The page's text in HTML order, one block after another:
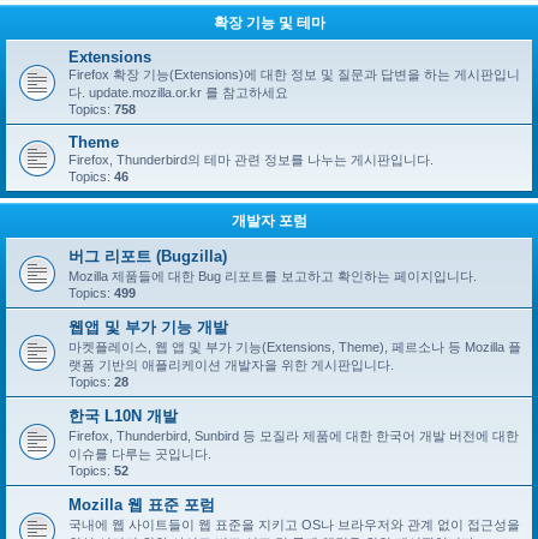
확장 기능 및 테마
Extensions
Firefox 확장 기능(Extensions)에 대한 정보 및 질문과 답변을 하는 게시판입니
다. update.mozilla.or.kr 를 참고하세요
Topics: 758
Theme
Firefox, Thunderbird의 테마 관련 정보를 나누는 게시판입니다.
Topics: 46
개발자 포럼
버그 리포트 (Bugzilla)
Mozilla 제품들에 대한 Bug 리포트를 보고하고 확인하는 페이지입니다.
Topics: 499
웹앱 및 부가 기능 개발
마켓플레이스, 웹 앱 및 부가 기능(Extensions, Theme), 페르소나 등 Mozilla 플
랫폼 기반의 애플리케이션 개발자을 위한 게시판입니다.
Topics: 28
한국 L10N 개발
Firefox, Thunderbird, Sunbird 등 모질라 제품에 대한 한국어 개발 버전에 대한
이슈를 다루는 곳입니다.
Topics: 52
Mozilla 웹 표준 포럼
국내에 웹 사이트들이 웹 표준을 지키고 OS나 브라우저와 관계 없이 접근성을